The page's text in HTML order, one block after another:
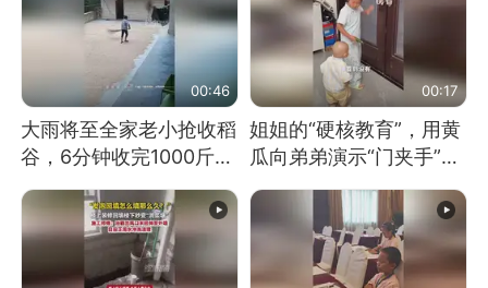
00:46
大雨将至全家老小抢收稻
谷，6分钟收完1000斤，
没有一个人掉链子
00:17
姐姐的“硬核教育”，用黄
瓜向弟弟演示“门夹手”，
网友：果然言传不如身